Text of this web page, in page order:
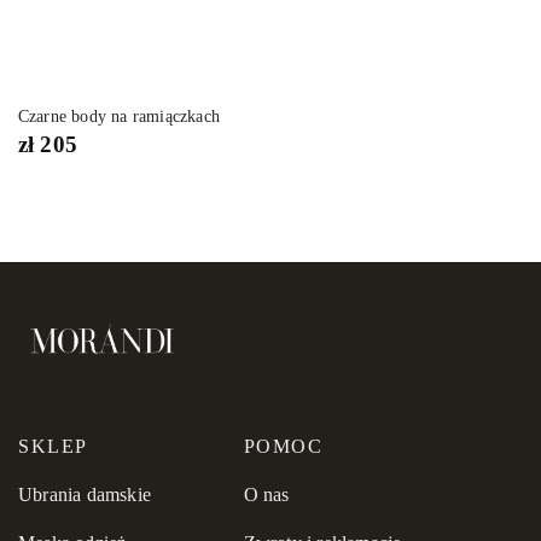
Czarne body na ramiączkach
zł205
SKLEP
Ubrania damskie
POMOC
O nas